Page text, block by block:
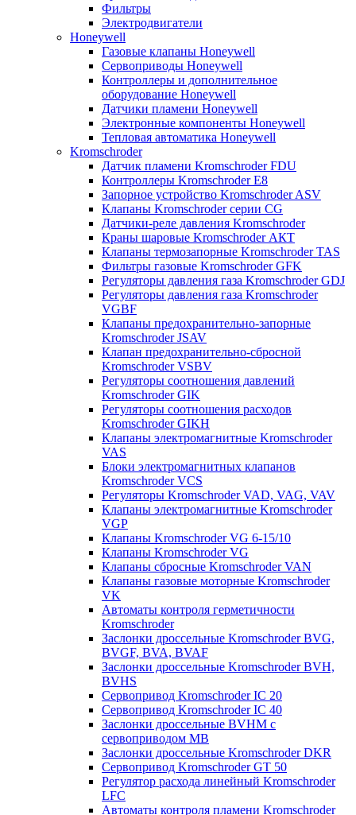
Фильтры
Электродвигатели
Honeywell
Газовые клапаны Honeywell
Сервоприводы Honeywell
Контроллеры и дополнительное
оборудование Honeywell
Датчики пламени Honeywell
Электронные компоненты Honeywell
Тепловая автоматика Honeywell
Kromschroder
Датчик пламени Kromschroder FDU
Контроллеры Kromschroder E8
Запорное устройство Kromschroder ASV
Клапаны Kromschroder серии CG
Датчики-реле давления Kromschroder
Краны шаровые Kromschroder АКТ
Клапаны термозапорные Kromschroder TAS
Фильтры газовые Kromschroder GFK
Регуляторы давления газа Kromschroder GDJ
Регуляторы давления газа Kromschroder
VGBF
Клапаны предохранительно-запорные
Kromschroder JSAV
Клапан предохранительно-сбросной
Kromschroder VSBV
Регуляторы соотношения давлений
Kromschroder GIK
Регуляторы соотношения расходов
Kromschroder GIKH
Клапаны электромагнитные Kromschroder
VAS
Блоки электромагнитных клапанов
Kromschroder VCS
Регуляторы Kromschroder VAD, VAG, VAV
Клапаны электромагнитные Kromschroder
VGP
Клапаны Kromschroder VG 6-15/10
Клапаны Kromschroder VG
Клапаны сбросные Kromschroder VAN
Клапаны газовые моторные Kromschroder
VK
Автоматы контроля герметичности
Kromschroder
Заслонки дроссельные Kromschroder BVG,
BVGF, BVA, BVAF
Заслонки дроссельные Kromschroder BVH,
BVHS
Сервопривод Kromschroder IC 20
Сервопривод Kromschroder IC 40
Заслонки дроссельные BVHM с
сервоприводом МВ
Заслонки дроссельные Kromschroder DKR
Cервопривод Kromschroder GT 50
Регулятор расхода линейный Kromschroder
LFC
Автоматы контроля пламени Kromschroder